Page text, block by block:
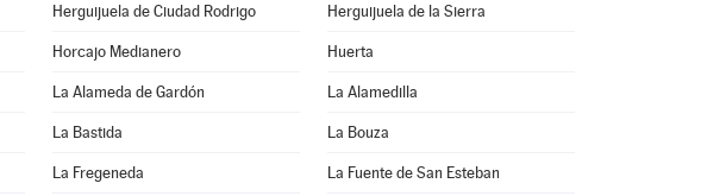
Herguijuela de Ciudad Rodrigo Herguijuela de la Sierra
Horcajo Medianero Huerta
La Alameda de Gardón La Alamedilla
La Bastida La Bouza
La Fregeneda La Fuente de San Esteban